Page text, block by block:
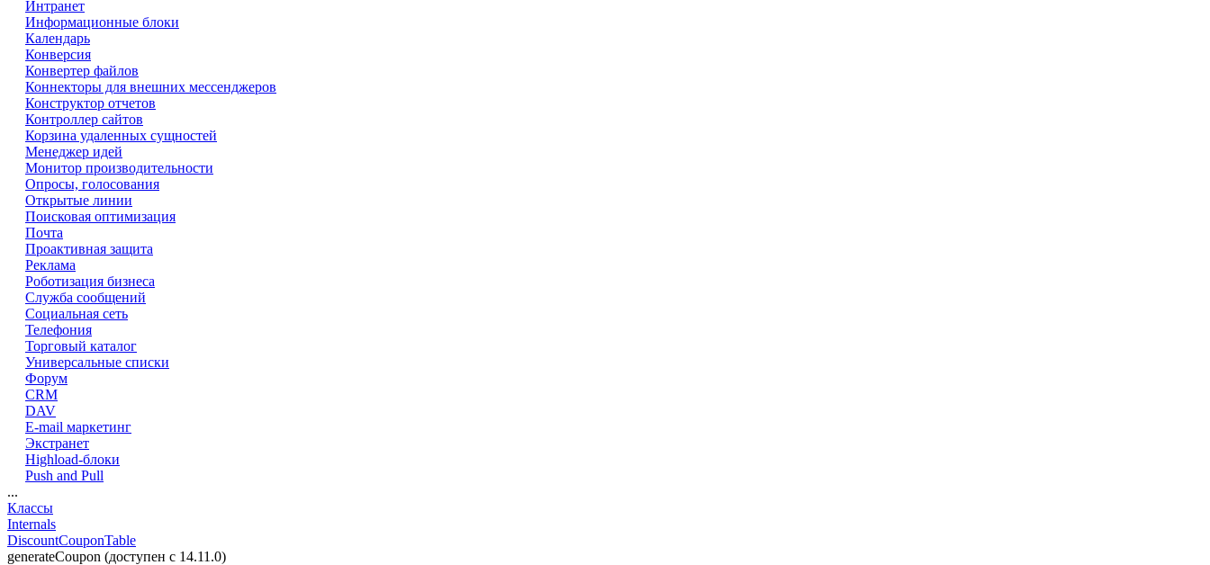
Интранет
Информационные блоки
Календарь
Конверсия
Конвертер файлов
Коннекторы для внешних мессенджеров
Конструктор отчетов
Контроллер сайтов
Корзина удаленных сущностей
Менеджер идей
Монитор производительности
Опросы, голосования
Открытые линии
Поисковая оптимизация
Почта
Проактивная защита
Реклама
Роботизация бизнеса
Служба сообщений
Социальная сеть
Телефония
Торговый каталог
Универсальные списки
Форум
CRM
DAV
E-mail маркетинг
Экстранет
Highload-блоки
Push and Pull
...
Классы
Internals
DiscountCouponTable
generateCoupon (доступен с 14.11.0)